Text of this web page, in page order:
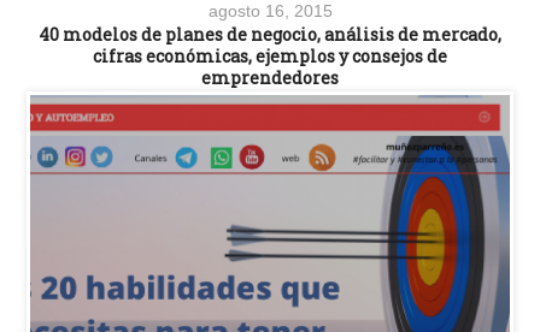
agosto 16, 2015
40 modelos de planes de negocio, análisis de mercado,
cifras económicas, ejemplos y consejos de
emprendedores